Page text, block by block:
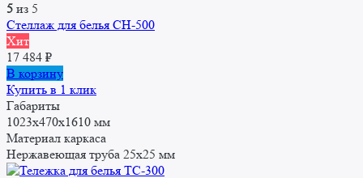
5 из 5
Стеллаж для белья СН-500
Хит
17 484 ₽
В корзину
Купить в 1 клик
Габариты
1023х470х1610 мм
Материал каркаса
Нержавеющая труба 25x25 мм